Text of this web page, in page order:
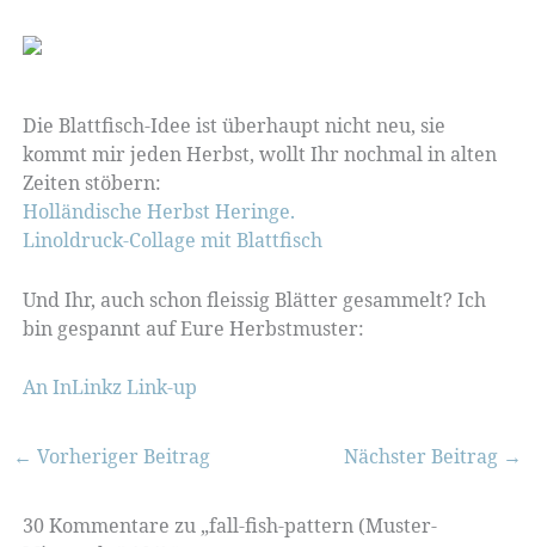
Die Blattfisch-Idee ist überhaupt nicht neu, sie
kommt mir jeden Herbst, wollt Ihr nochmal in alten
Zeiten stöbern:
Holländische Herbst Heringe.
Linoldruck-Collage mit Blattfisch
Und Ihr, auch schon fleissig Blätter gesammelt? Ich
bin gespannt auf Eure Herbstmuster:
An InLinkz Link-up
← Vorheriger Beitrag Nächster Beitrag →
30 Kommentare zu „fall-fish-pattern (Muster-